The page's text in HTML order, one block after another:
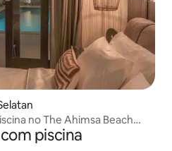
no The Ahimsa Beach
piscina